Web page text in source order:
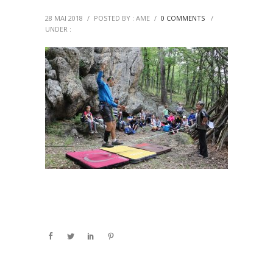
28 MAI 2018 / POSTED BY : AME / 0 COMMENTS
/
UNDER :